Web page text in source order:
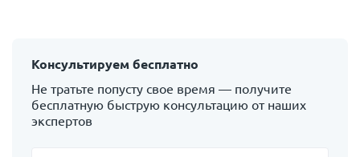
Консультируем бесплатно
Не тратьте попусту свое время — получите
бесплатную быструю консультацию от наших
экспертов